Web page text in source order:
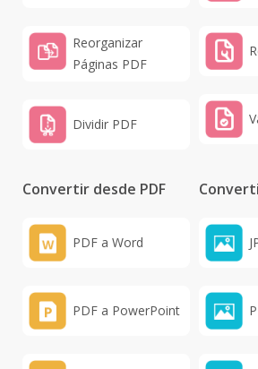
Reorganizar
Páginas PDF
Dividir PDF
Convertir desde PDF
PDF a Word
PDF a PowerPoint